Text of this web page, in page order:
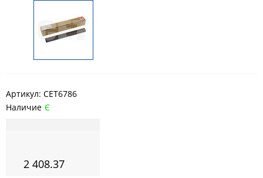
Артикул: CET6786
Наличие Є
2 408.37